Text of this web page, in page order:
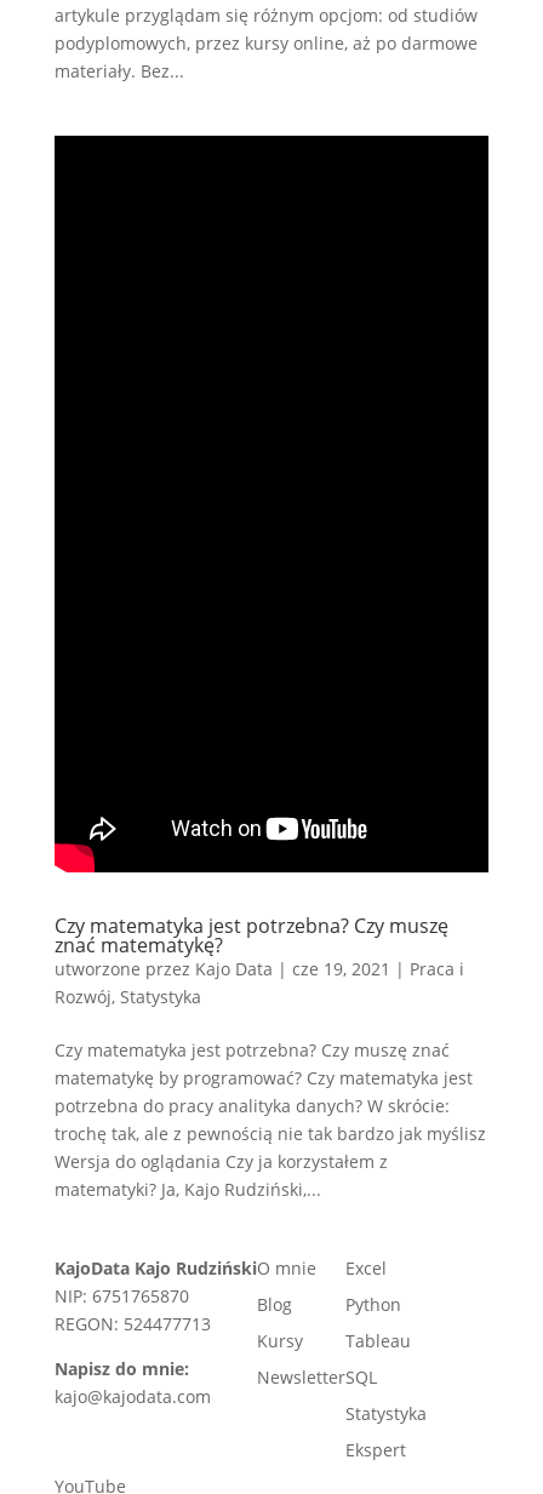
artykule przyglądam się różnym opcjom: od studiów
podyplomowych, przez kursy online, aż po darmowe
materiały. Bez...
Czy matematyka jest potrzebna? Czy muszę
znać matematykę?
utworzone przez Kajo Data | cze 19, 2021 | Praca i
Rozwój, Statystyka
Czy matematyka jest potrzebna? Czy muszę znać
matematykę by programować? Czy matematyka jest
potrzebna do pracy analityka danych? W skrócie:
trochę tak, ale z pewnością nie tak bardzo jak myślisz
Wersja do oglądania Czy ja korzystałem z
matematyki? Ja, Kajo Rudziński,...
KajoData Kajo Rudziński
NIP: 6751765870
REGON: 524477713
Napisz do mnie:
kajo@kajodata.com
O mnie
Blog
Kursy
Newsletter
Excel
Python
Tableau
SQL
Statystyka
Ekspert
YouTube